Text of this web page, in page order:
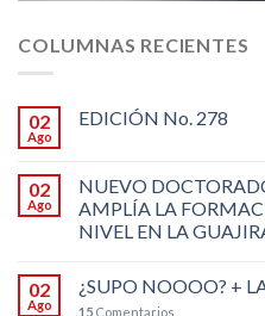
COLUMNAS RECIENTES
02
Ago
EDICIÓN No. 278
02
Ago
NUEVO
AMPLÍA LA
NIVEL EN LA
02
Ago
¿SUPO NOOOO? +
15 Comentarios